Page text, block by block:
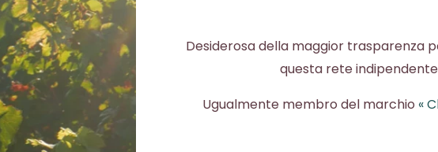
Desiderosa della maggior trasparenza
questa rete
Ugualmente membro del marchio «